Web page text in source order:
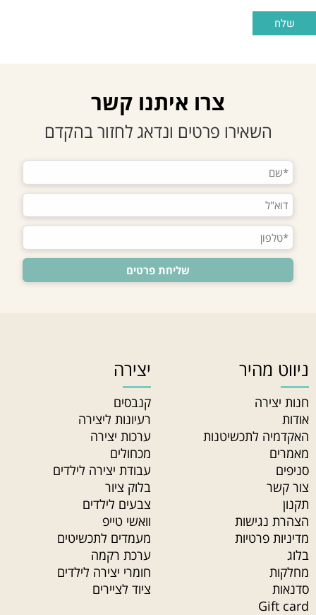
צרו איתנו קשר
השאירו פרטים ונדאג לחזור בהקדם
ניווט מהיר
חנות יצירה
אודות
האקדמיה לתכשיטנות
מאמרים
סניפים
צור קשר
תקנון
הצהרת נגישות
מדיניות פרטיות
בלוג
מחלקות
סדנאות
Gift card
יצירה
קנבסים
רעיונות ליצירה
ערכות יצירה
מכחולים
עבודת יצירה לילדים
בלוק ציור
צבעים לילדים
וואשי טייפ
מעמדים לתכשיטים
ערכת רקמה
חומרי יצירה לילדים
ציוד לציירים